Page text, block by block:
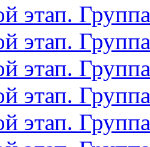
этап.
этап.
этап.
этап.
этап.